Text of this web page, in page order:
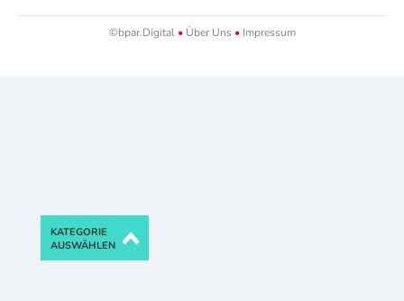
©bpar.Digital •Über Uns •Impressum
KATEGORIE
AUSWÄHLEN